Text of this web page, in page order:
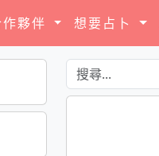
作夥伴 想要占卜